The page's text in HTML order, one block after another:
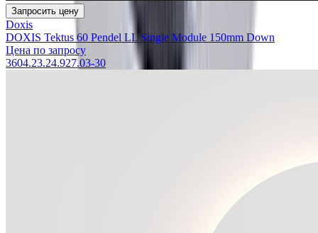
Запросить цену
Doxis
DOXIS Tektus 60 Pendel LL Single Module 150mm Down
Цена по запросу
3604.23.24.927.03-30